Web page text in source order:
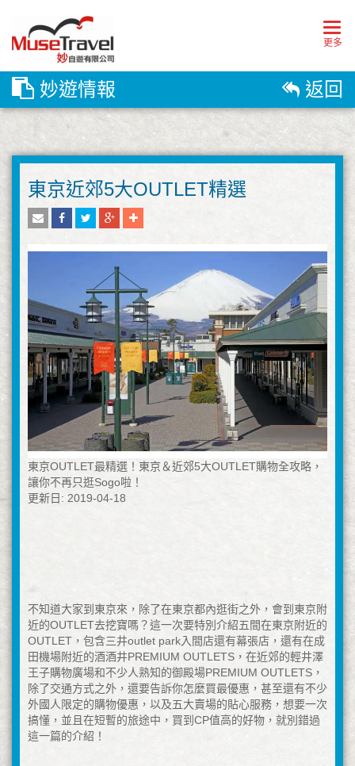
更多
妙遊情報 返回
東京近郊5大OUTLET精選
東京OUTLET最精選！東京＆近郊5大OUTLET購物全攻略，
讓你不再只逛Sogo啦！
更新日: 2019-04-18
不知道大家到東京來，除了在東京都內逛街之外，會到東京附
近的OUTLET去挖寶嗎？這一次要特別介紹五間在東京附近的
OUTLET，包含三井outlet park入間店還有幕張店，還有在成
田機場附近的酒酒井PREMIUM OUTLETS，在近郊的輕井澤
王子購物廣場和不少人熟知的御殿場PREMIUM OUTLETS，
除了交通方式之外，還要告訴你怎麼買最優惠，甚至還有不少
外國人限定的購物優惠，以及五大賣場的貼心服務，想要一次
搞懂，並且在短暫的旅途中，買到CP值高的好物，就別錯過
這一篇的介紹！